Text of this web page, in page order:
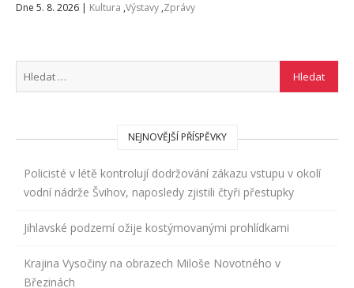
Dne 5. 8. 2026 | Kultura ,Výstavy ,Zprávy
NEJNOVĚJŠÍ PŘÍSPĚVKY
Policisté v létě kontrolují dodržování zákazu vstupu v okolí
vodní nádrže Švihov, naposledy zjistili čtyři přestupky
Jihlavské podzemí ožije kostýmovanými prohlídkami
Krajina Vysočiny na obrazech Miloše Novotného v
Březinách